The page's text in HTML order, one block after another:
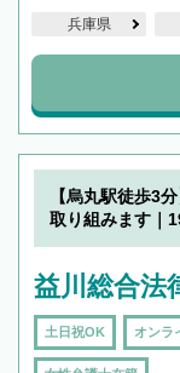
兵庫県
【烏丸駅徒歩3
取り組みます｜
益川総合法
土日祝OK オンラ